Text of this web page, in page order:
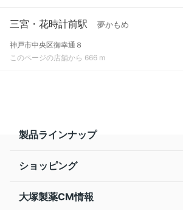
三宮・花時計前駅 夢かもめ
神戸市中央区御幸通８
このページの店舗から 666 m
製品ラインナップ
ショッピング
大塚製薬CM情報